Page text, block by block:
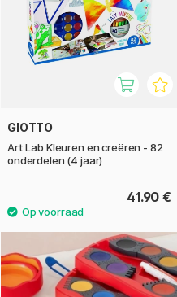
GIOTTO
Art Lab Kleuren en creëren - 82
onderdelen (4 jaar)
41.90 €